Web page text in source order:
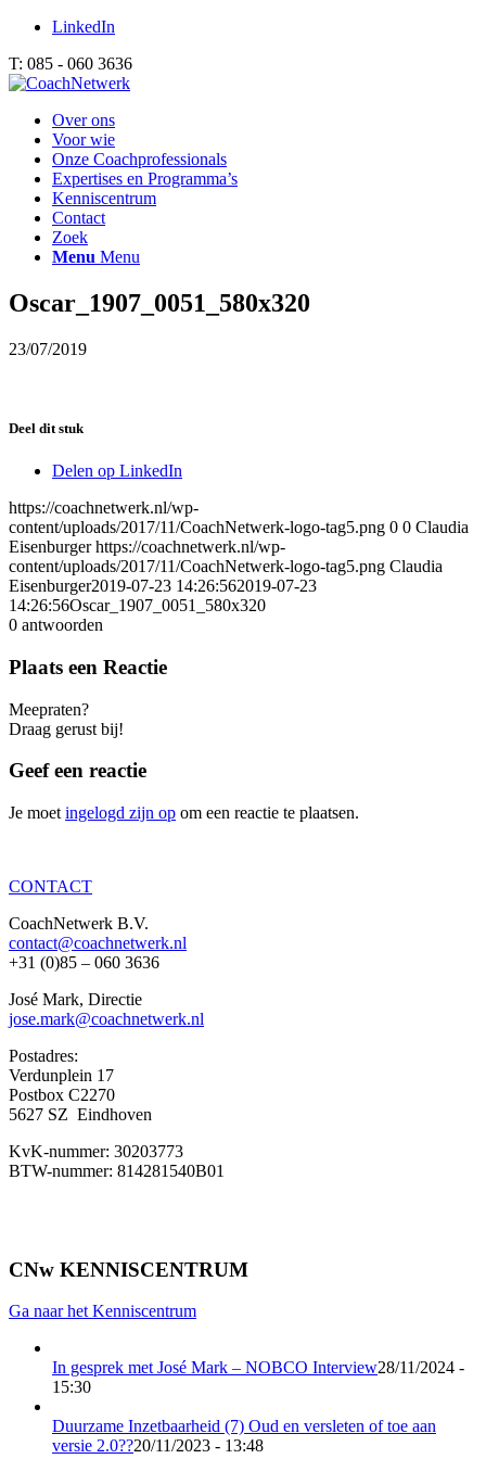
LinkedIn
T: 085 - 060 3636
Over ons
Voor wie
Onze Coachprofessionals
Expertises en Programma’s
Kenniscentrum
Contact
Zoek
Menu Menu
Oscar_1907_0051_580x320
23/07/2019
Deel dit stuk
Delen op LinkedIn
https://coachnetwerk.nl/wp-
content/uploads/2017/11/CoachNetwerk-logo-tag5.png 0 0 Claudia
Eisenburger https://coachnetwerk.nl/wp-
content/uploads/2017/11/CoachNetwerk-logo-tag5.png Claudia
Eisenburger2019-07-23 14:26:562019-07-23
14:26:56Oscar_1907_0051_580x320
0 antwoorden
Plaats een Reactie
Meepraten?
Draag gerust bij!
Geef een reactie
Je moet ingelogd zijn op om een reactie te plaatsen.
CONTACT
CoachNetwerk B.V.
contact@coachnetwerk.nl
+31 (0)85 – 060 3636
José Mark, Directie
jose.mark@coachnetwerk.nl
Postadres:
Verdunplein 17
Postbox C2270
5627 SZ Eindhoven
KvK-nummer: 30203773
BTW-nummer: 814281540B01
CNw KENNISCENTRUM
Ga naar het Kenniscentrum
In gesprek met José Mark – NOBCO Interview28/11/2024 -
15:30
Duurzame Inzetbaarheid (7) Oud en versleten of toe aan
versie 2.0??20/11/2023 - 13:48